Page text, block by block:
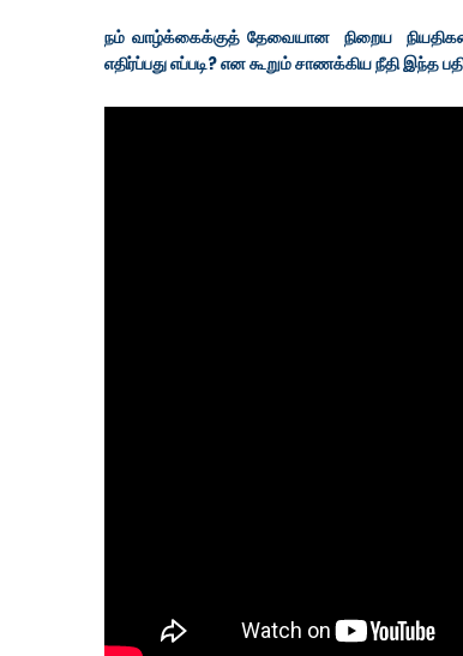
நம் வாழ்க்கைக்குத் தேவையான நிறைய
எதிர்ப்பது எப்படி? என கூறும் சாணக்கிய நீதி இந்த